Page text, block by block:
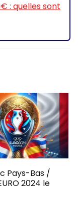
: quelles sont
Pays-Bas /
2024 le